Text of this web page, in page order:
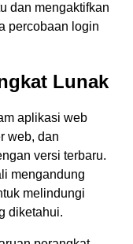
dan mengaktifkan
percobaan login
Lunak
aplikasi web
web, dan
versi terbaru.
mengandung
melindungi
diketahui.